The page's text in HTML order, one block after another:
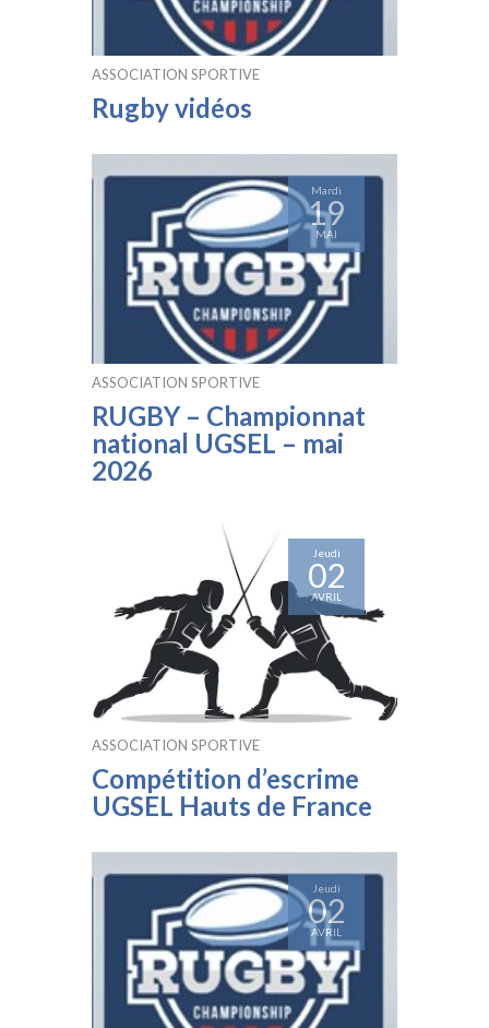
ASSOCIATION SPORTIVE
Rugby vidéos
Mardi
19
MAI
ASSOCIATION SPORTIVE
RUGBY – Championnat
national UGSEL – mai
2026
Jeudi
02
AVRIL
ASSOCIATION SPORTIVE
Compétition d’escrime
UGSEL Hauts de France
Jeudi
02
AVRIL